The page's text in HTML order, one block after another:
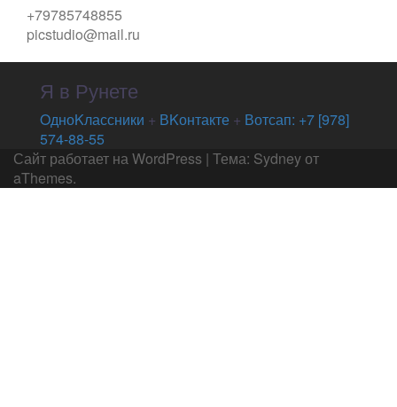
+79785748855
picstudio@mail.ru
Я в Рунете
OдноKлассники + ВKонтакте + Вотсап: +7 [978]
574-88-55
Сайт работает на WordPress | Тема: Sydney от
aThemes.